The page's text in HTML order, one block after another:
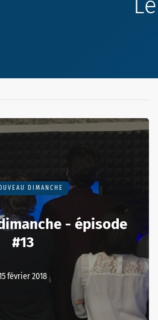
DIMANCHE
- épisode
#13
février 2018